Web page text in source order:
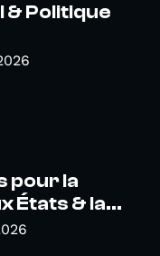
& Politique
pour la
États & la...